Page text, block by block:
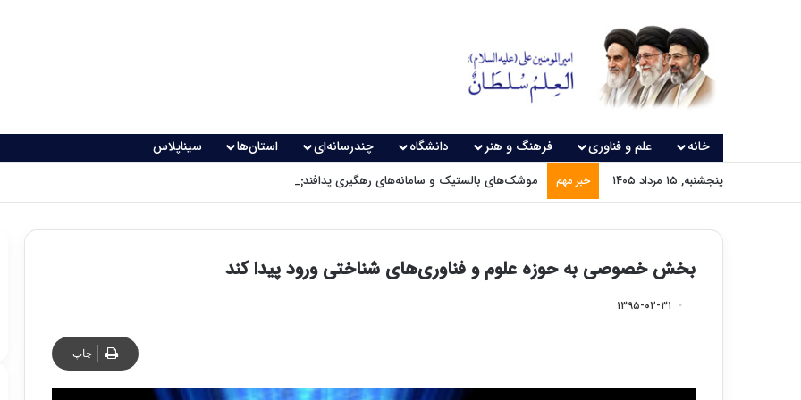
خانه علم و فناوری فرهنگ و هنر دانشگاه چندرسانه‌ای استان‌ها سیناپلاس
پنجشنبه, ۱۵ مرداد ۱۴۰۵ خبر مهم موشک‌های بالستیک و سامانه‌های رهگیری پدافندی چگونه کار می کنند؟
بخش خصوصی به حوزه علوم و فناوری‌های شناختی ورود پیدا کند
۱۳۹۵-۰۲-۳۱
چاپ